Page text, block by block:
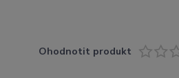
Ohodnotit produkt